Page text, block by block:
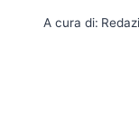
A cura di: